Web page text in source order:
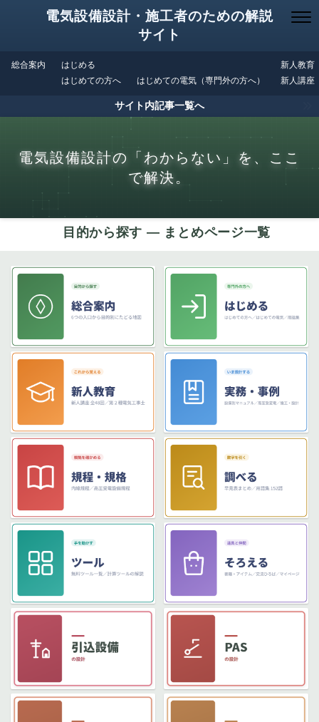
電気設備設計・施工者のための解説
サイト
総合案内
はじめる
はじめての方へ
はじめての電気（専門外の方へ）
新人教育
新人講座
サイト内記事一覧へ
電気設備設計の「わからない」を、ここ
で解決。